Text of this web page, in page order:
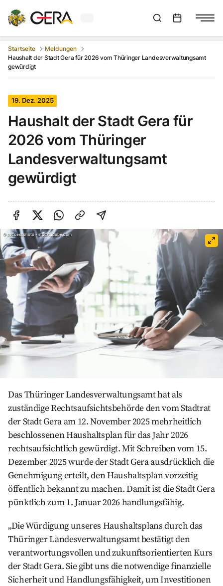
Aktuelles Wetter in GeraSuchleiste anzeigen
Startseite
Meldungen
Haushalt der Stadt Gera für 2026 vom Thüringer Landesverwaltungsamt
gewürdigt
19. Dez. 2025
Haushalt der Stadt Gera für
2026 vom Thüringer
Landesverwaltungsamt
gewürdigt
Auf Facebook teilen
Auf Twitter teilen
Per Link teilen
shareViaEmail
© successphoto - stock.adobe.com
Das Thüringer Landesverwaltungsamt hat als
zuständige Rechtsaufsichtsbehörde den vom Stadtrat
der Stadt Gera am 12. November 2025 mehrheitlich
beschlossenen Haushaltsplan für das Jahr 2026
rechtsaufsichtlich gewürdigt. Mit Schreiben vom 15.
Dezember 2025 wurde der Stadt Gera ausdrücklich die
Genehmigung erteilt, den Haushaltsplan vorzeitig
öffentlich bekannt zu machen. Damit ist die Stadt Gera
pünktlich zum 1. Januar 2026 handlungsfähig.
„Die Würdigung unseres Haushaltsplans durch das
Thüringer Landesverwaltungsamt bestätigt den
verantwortungsvollen und zukunftsorientierten Kurs
der Stadt Gera. Sie gibt uns die notwendige finanzielle
Sicherheit und Handlungsfähigkeit, um Investitionen